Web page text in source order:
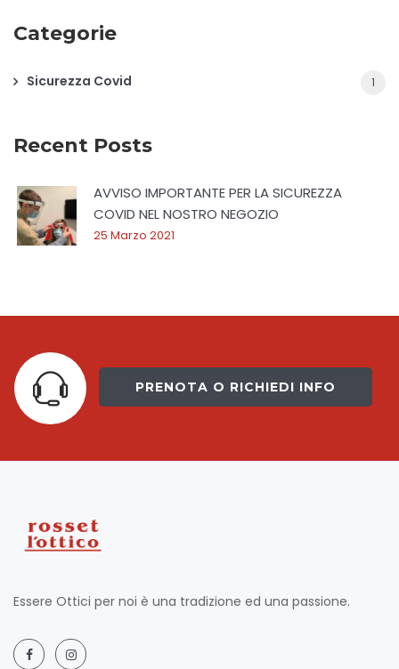
Categorie
Sicurezza Covid 1
Recent Posts
AVVISO IMPORTANTE PER LA SICUREZZA
COVID NEL NOSTRO NEGOZIO
25 Marzo 2021
PRENOTA O RICHIEDI INFO
Essere Ottici per noi è una tradizione ed una passione.